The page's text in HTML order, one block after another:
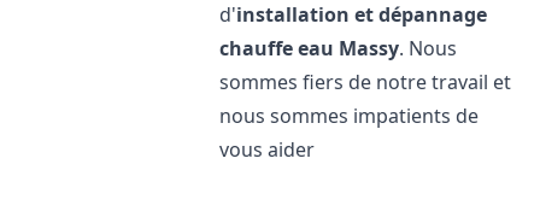
d'installation et dépannage
chauffe eau Massy. Nous
sommes fiers de notre travail et
nous sommes impatients de
vous aider